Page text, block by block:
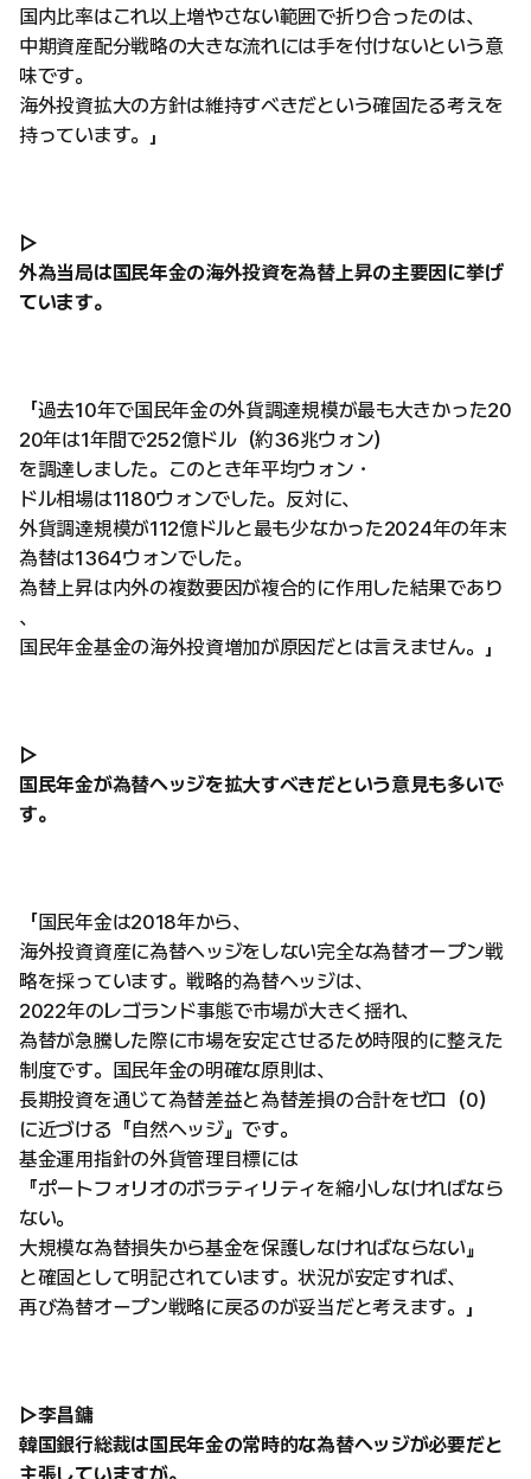
国内比率はこれ以上増やさない範囲で折り合ったのは、
中期資産配分戦略の大きな流れには手を付けないという意
味です。
海外投資拡大の方針は維持すべきだという確固たる考えを
持っています。」
▷
外為当局は国民年金の海外投資を為替上昇の主要因に挙げ
ています。
「過去10年で国民年金の外貨調達規模が最も大きかった20
20年は1年間で252億ドル（約36兆ウォン）
を調達しました。このとき年平均ウォン・
ドル相場は1180ウォンでした。反対に、
外貨調達規模が112億ドルと最も少なかった2024年の年末
為替は1364ウォンでした。
為替上昇は内外の複数要因が複合的に作用した結果であり
、
国民年金基金の海外投資増加が原因だとは言えません。」
▷
国民年金が為替ヘッジを拡大すべきだという意見も多いで
す。
「国民年金は2018年から、
海外投資資産に為替ヘッジをしない完全な為替オープン戦
略を採っています。戦略的為替ヘッジは、
2022年のレゴランド事態で市場が大きく揺れ、
為替が急騰した際に市場を安定させるため時限的に整えた
制度です。国民年金の明確な原則は、
長期投資を通じて為替差益と為替差損の合計をゼロ（0）
に近づける『自然ヘッジ』です。
基金運用指針の外貨管理目標には
『ポートフォリオのボラティリティを縮小しなければなら
ない。
大規模な為替損失から基金を保護しなければならない』
と確固として明記されています。状況が安定すれば、
再び為替オープン戦略に戻るのが妥当だと考えます。」
▷李昌鏞
韓国銀行総裁は国民年金の常時的な為替ヘッジが必要だと
主張していますが。